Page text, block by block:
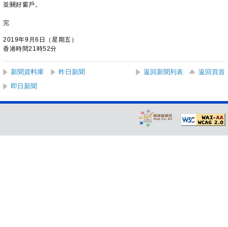
並關好窗戶。
完
2019年9月6日（星期五）
香港時間21時52分
新聞資料庫 昨日新聞 返回新聞列表
返回頁首
即日新聞